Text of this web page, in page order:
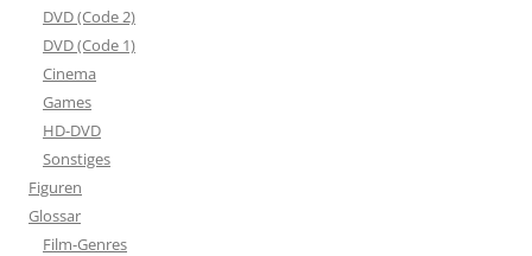
DVD (Code 2)
DVD (Code 1)
Cinema
Games
HD-DVD
Sonstiges
Figuren
Glossar
Film-Genres